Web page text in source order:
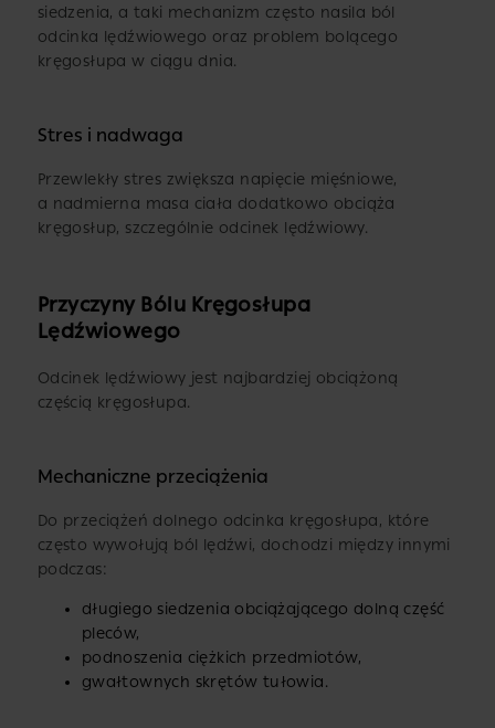
siedzenia, a taki mechanizm często nasila ból
odcinka lędźwiowego oraz problem bolącego
kręgosłupa w ciągu dnia.
Stres i nadwaga
Przewlekły stres zwiększa napięcie mięśniowe,
a nadmierna masa ciała dodatkowo obciąża
kręgosłup, szczególnie odcinek lędźwiowy.
Przyczyny Bólu Kręgosłupa
Lędźwiowego
Odcinek lędźwiowy jest najbardziej obciążoną
częścią kręgosłupa.
Mechaniczne przeciążenia
Do przeciążeń dolnego odcinka kręgosłupa, które
często wywołują ból lędźwi, dochodzi między innymi
podczas:
długiego siedzenia obciążającego dolną część
pleców,
podnoszenia ciężkich przedmiotów,
gwałtownych skrętów tułowia.